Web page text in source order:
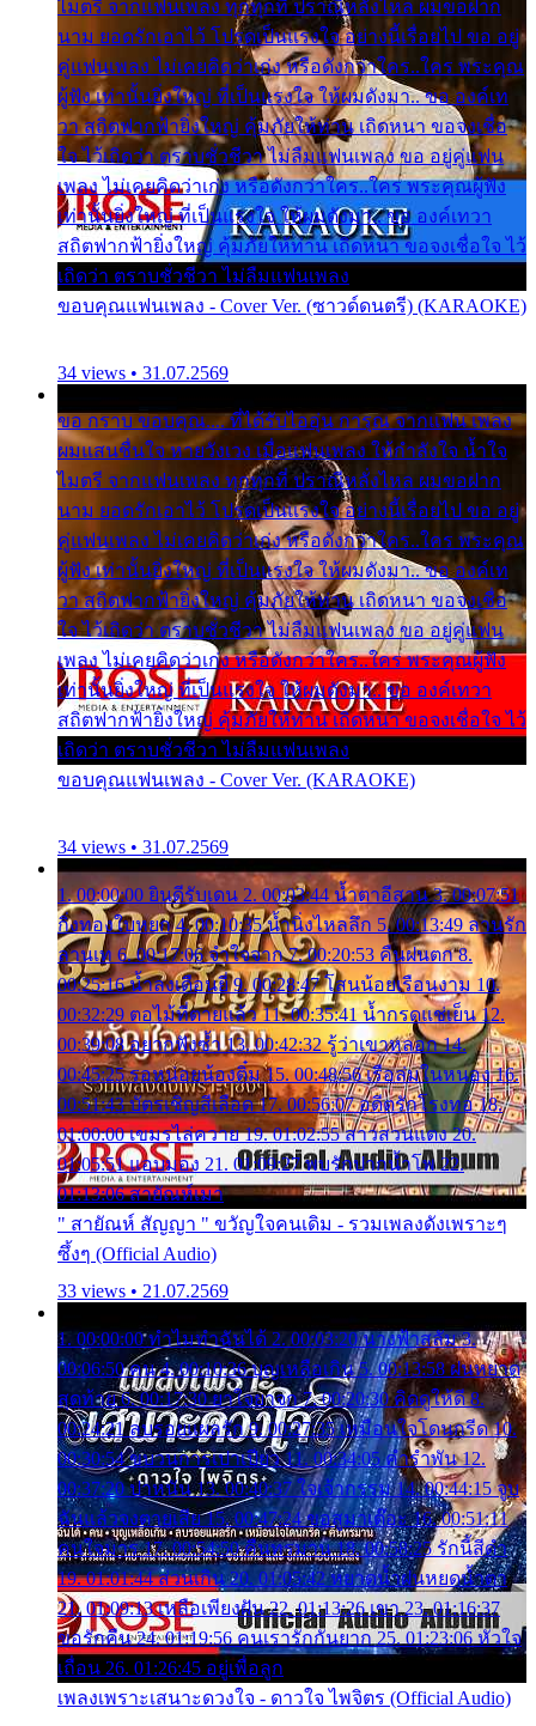
ไมตรี จากแฟนเพลง ทุกทุกที่ ปราณีหลั่งไหล ผมขอฝาก
นาม ยอดรักเอาไว้ โปรดเป็นแรงใจ อย่างนี้เรื่อยไป ขอ อยู่
คู่แฟนเพลง ไม่เคยคิดว่าเก่ง หรือดังกว่าใคร..ใคร พระคุณ
ผู้ฟัง เท่านั้นยิ่งใหญ่ ที่เป็นแรงใจ ให้ผมดังมา.. ขอ องค์เท
วา สถิตฟากฟ้ายิ่งใหญ่ คุ้มภัยให้ท่าน เถิดหนา ขอจงเชื่อ
ใจ ไว้เถิดว่า ตราบชั่วชีวา ไม่ลืมแฟนเพลง ขอ อยู่คู่แฟน
เพลง ไม่เคยคิดว่าเก่ง หรือดังกว่าใคร..ใคร พระคุณผู้ฟัง
เท่านั้นยิ่งใหญ่ ที่เป็นแรงใจ ให้ผมดังมา.. ขอ องค์เทวา
สถิตฟากฟ้ายิ่งใหญ่ คุ้มภัยให้ท่าน เถิดหนา ขอจงเชื่อใจ ไว้
เถิดว่า ตราบชั่วชีวา ไม่ลืมแฟนเพลง
ขอบคุณแฟนเพลง - Cover Ver. (ซาวด์ดนตรี) (KARAOKE)
34 views • 31.07.2569
ขอ กราบ ขอบคุณ.... ที่ได้รับไออุ่น การุณ จากแฟน เพลง
ผมแสนชื่นใจ หายวังเวง เมื่อแฟนเพลง ให้กำลังใจ น้ำใจ
ไมตรี จากแฟนเพลง ทุกทุกที่ ปราณีหลั่งไหล ผมขอฝาก
นาม ยอดรักเอาไว้ โปรดเป็นแรงใจ อย่างนี้เรื่อยไป ขอ อยู่
คู่แฟนเพลง ไม่เคยคิดว่าเก่ง หรือดังกว่าใคร..ใคร พระคุณ
ผู้ฟัง เท่านั้นยิ่งใหญ่ ที่เป็นแรงใจ ให้ผมดังมา.. ขอ องค์เท
วา สถิตฟากฟ้ายิ่งใหญ่ คุ้มภัยให้ท่าน เถิดหนา ขอจงเชื่อ
ใจ ไว้เถิดว่า ตราบชั่วชีวา ไม่ลืมแฟนเพลง ขอ อยู่คู่แฟน
เพลง ไม่เคยคิดว่าเก่ง หรือดังกว่าใคร..ใคร พระคุณผู้ฟัง
เท่านั้นยิ่งใหญ่ ที่เป็นแรงใจ ให้ผมดังมา.. ขอ องค์เทวา
สถิตฟากฟ้ายิ่งใหญ่ คุ้มภัยให้ท่าน เถิดหนา ขอจงเชื่อใจ ไว้
เถิดว่า ตราบชั่วชีวา ไม่ลืมแฟนเพลง
ขอบคุณแฟนเพลง - Cover Ver. (KARAOKE)
34 views • 31.07.2569
1. 00:00:00 ยินดีรับเดน 2. 00:03:44 น้ำตาอีสาน 3. 00:07:51
กิ่งทองใบหยก 4. 00:10:35 น้ำนิ่งไหลลึก 5. 00:13:49 ลานรัก
ลานเท 6. 00:17:06 จำใจจาก 7. 00:20:53 คืนฝนตก 8.
00:25:16 น้ำลงเดือนยี่ 9. 00:28:47 โสนน้อยเรือนงาม 10.
00:32:29 ตอไม้ที่ตายแล้ว 11. 00:35:41 น้ำกรดแช่เย็น 12.
00:39:08 อยากฟังซ้ำ 13. 00:42:32 รู้ว่าเขาหลอก 14.
00:45:25 รอหน่อยน้องติ๋ม 15. 00:48:56 เรือล่มในหนอง 16.
00:51:43 บัตรเชิญสีเลือด 17. 00:56:07 อดีตรักโรงทอ 18.
01:00:00 เขมรไล่ควาย 19. 01:02:55 สาวสวนแตง 20.
01:05:51 แอบมอง 21. 01:09:27 พบรักปากน้ำโพ 22.
01:13:06 สายัณห์เมา
" สายัณห์ สัญญา " ขวัญใจคนเดิม - รวมเพลงดังเพราะๆ
ซึ้งๆ (Official Audio)
33 views • 21.07.2569
1. 00:00:00 ทำไมทำฉันได้ 2. 00:03:20 นางฟ้าสลัม 3.
00:06:50 คน 4. 00:10:36 บุญเหลือเกิน 5. 00:13:58 ฝนหยาด
สุดท้าย 6. 00:17:30 ยาใจยาจก 7. 00:20:30 คิดดูให้ดี 8.
00:24:21 ลบรอยแผลรัก 9. 00:27:35 เหมือนใจโดนกรีด 10.
00:30:54 ขบวนการเปาเปียว 11. 00:34:05 คำรำพัน 12.
00:37:20 ปาหนัน 13. 00:40:37 ใจเจ้ากรรม 14. 00:44:15 จูบ
ฉันแล้วจงตายเสีย 15. 00:47:24 ขอสูมาเต๊อะ 16. 00:51:11
คนใจมาร 17. 00:54:50 คืนทรมาน 18. 00:58:25 รักนี้สีดำ
19. 01:01:44 ส่วนเกิน 20. 01:05:42 หยาดน้ำฝนหยดน้ำตา
21. 01:09:13 เหลือเพียงฝัน 22. 01:13:26 เขา 23. 01:16:37
ขอรักคืน 24. 01:19:56 คนเรารักกันยาก 25. 01:23:06 หัวใจ
เถื่อน 26. 01:26:45 อยู่เพื่อลูก
เพลงเพราะเสนาะดวงใจ - ดาวใจ ไพจิตร (Official Audio)